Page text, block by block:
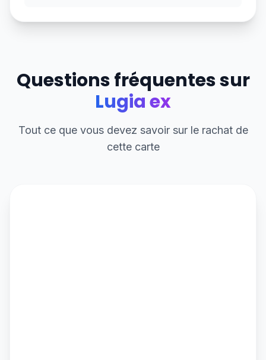
Questions fréquentes sur
Lugia ex
Tout ce que vous devez savoir sur le rachat de
cette carte